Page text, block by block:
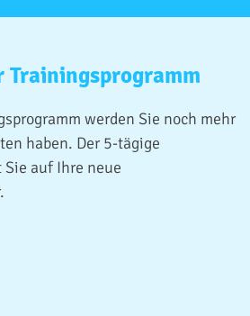
Trainingsprogramm
werden Sie noch mehr
haben. Der 5-tägige
auf Ihre neue